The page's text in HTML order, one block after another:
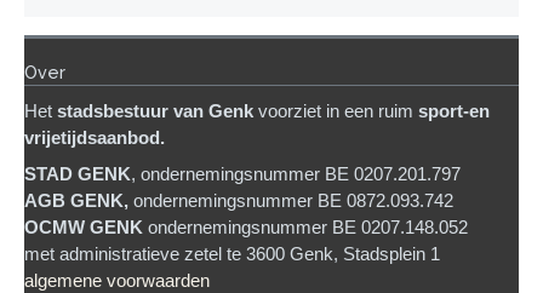
Over
Het stadsbestuur van Genk voorziet in een ruim sport-en
vrijetijdsaanbod.
STAD GENK, ondernemingsnummer BE 0207.201.797
AGB GENK, ondernemingsnummer BE 0872.093.742
OCMW GENK ondernemingsnummer BE 0207.148.052
met administratieve zetel te 3600 Genk, Stadsplein 1
algemene voorwaarden